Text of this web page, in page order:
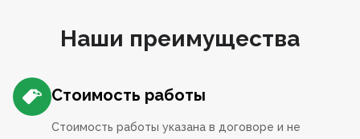
Наши преимущества
Стоимость работы
Стоимость работы указана в договоре и не